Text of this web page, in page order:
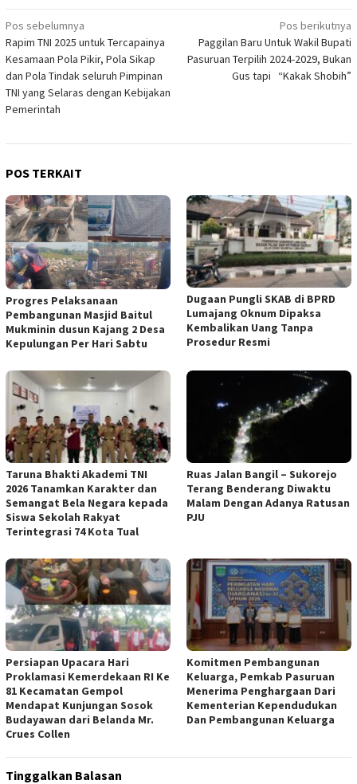
Navigasi
pos
Pos sebelumnya
Rapim TNI 2025 untuk Tercapainya
Kesamaan Pola Pikir, Pola Sikap
dan Pola Tindak seluruh Pimpinan
TNI yang Selaras dengan Kebijakan
Pemerintah
Pos berikutnya
Paggilan Baru Untuk Wakil Bupati
Pasuruan Terpilih 2024-2029, Bukan
Gus tapi “Kakak Shobih”
POS TERKAIT
Progres Pelaksanaan
Pembangunan Masjid Baitul
Mukminin dusun Kajang 2 Desa
Kepulungan Per Hari Sabtu
Dugaan Pungli SKAB di BPRD
Lumajang Oknum Dipaksa
Kembalikan Uang Tanpa
Prosedur Resmi
Taruna Bhakti Akademi TNI
2026 Tanamkan Karakter dan
Semangat Bela Negara kepada
Siswa Sekolah Rakyat
Terintegrasi 74 Kota Tual
Ruas Jalan Bangil – Sukorejo
Terang Benderang Diwaktu
Malam Dengan Adanya Ratusan
PJU
Persiapan Upacara Hari
Proklamasi Kemerdekaan RI Ke
81 Kecamatan Gempol
Mendapat Kunjungan Sosok
Budayawan dari Belanda Mr.
Crues Collen
Komitmen Pembangunan
Keluarga, Pemkab Pasuruan
Menerima Penghargaan Dari
Kementerian Kependudukan
Dan Pembangunan Keluarga
Tinggalkan Balasan